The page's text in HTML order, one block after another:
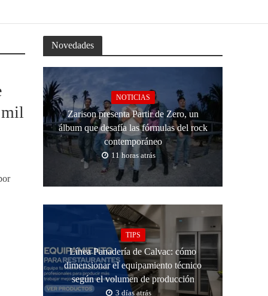
Novedades
NOTICIAS
Zarison presenta Partir de Zero, un
álbum que desafía las fórmulas del rock
contemporáneo
11 horas atrás
TIPS
Línea Panadería de Calvac: cómo
dimensionar el equipamiento técnico
según el volumen de producción
3 días atrás